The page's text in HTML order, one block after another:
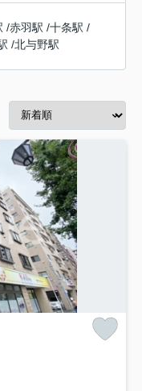
/赤羽駅 /十条駅 /
/北与野駅